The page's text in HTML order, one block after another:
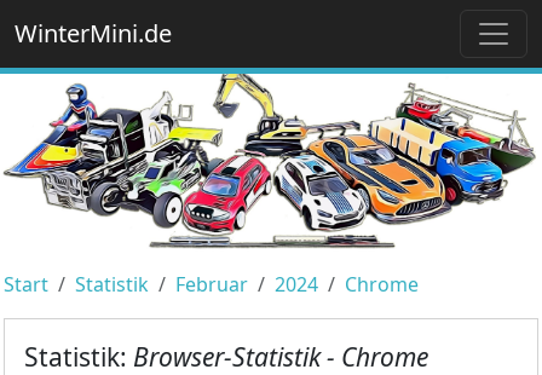
WinterMini.de
Start Statistik Februar 2024 Chrome
Statistik: Browser-Statistik - Chrome